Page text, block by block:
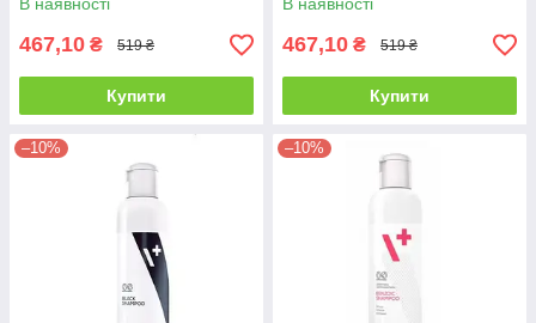
467,10 ₴ 519 ₴
Купити
467,10 ₴ 519 ₴
Купити
–10% –10%